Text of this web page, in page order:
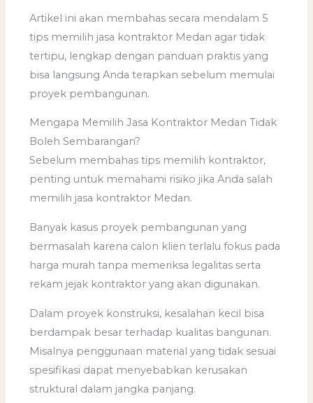
Artikel ini akan membahas secara mendalam 5
tips memilih jasa kontraktor Medan agar tidak
tertipu, lengkap dengan panduan praktis yang
bisa langsung Anda terapkan sebelum memulai
proyek pembangunan.
Mengapa Memilih Jasa Kontraktor Medan Tidak
Boleh Sembarangan?
Sebelum membahas tips memilih kontraktor,
penting untuk memahami risiko jika Anda salah
memilih jasa kontraktor Medan.
Banyak kasus proyek pembangunan yang
bermasalah karena calon klien terlalu fokus pada
harga murah tanpa memeriksa legalitas serta
rekam jejak kontraktor yang akan digunakan.
Dalam proyek konstruksi, kesalahan kecil bisa
berdampak besar terhadap kualitas bangunan.
Misalnya penggunaan material yang tidak sesuai
spesifikasi dapat menyebabkan kerusakan
struktural dalam jangka panjang.